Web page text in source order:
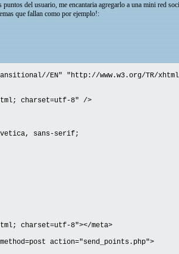
del usuario, me encantaria agregarlo a una mini red
que fallan como por ejemplo!:
Transitional//EN" "http://www.w3.org/TR/
charset=utf-8" />
sans-serif;
charset=utf-8"></meta>
action="send_points.php">